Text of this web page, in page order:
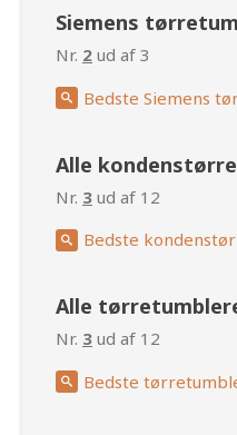
Siemens
Nr. 2 ud af 3
Bedste Siemens
Alle
Nr. 3 ud af 12
Bedste
Alle
Nr. 3 ud af 12
Bedste